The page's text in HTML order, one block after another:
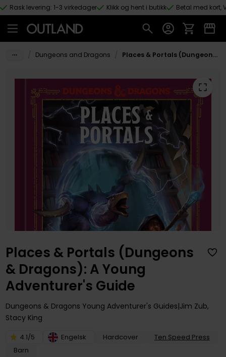
Hopp til hovedinnhold
Rask levering: 1-3 virkedager Klikk og hent i butikk Betal med kort,
Dungeons and Dragons Places & Portals (Dungeons & Dragons): A Young Adventurer's Guide
Places & Portals (Dungeons
& Dragons): A Young
Adventurer's Guide
Dungeons & Dragons Young Adventurer's Guides Jim Zub,
Stacy King
4.1/5 Engelsk Hardcover
Ten Speed Press
Barn